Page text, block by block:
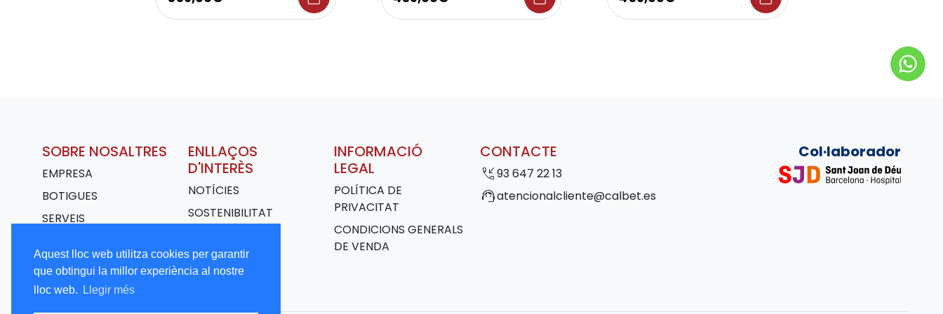
Aquest lloc web utilitza cookies per garantir
que obtingui la millor experiència al nostre
lloc web.
Llegir més
SOBRE NOSALTRES
EMPRESA
BOTIGUES
SERVEIS
TREBALLA AMB
NOSALTRES
ENLLAÇOS
D'INTERÈS
NOTÍCIES
SOSTENIBILITAT
INFORMACIÓ
LEGAL
POLÍTICA DE
PRIVACITAT
CONDICIONS GENERALS
DE VENDA
CONTACTE
phone_callback93 647 22 13
support_agentatencionalcliente@calbet.es
Col·laborador